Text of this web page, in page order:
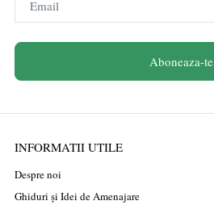
Email
Aboneaza-te
INFORMATII UTILE
Despre noi
Ghiduri și Idei de Amenajare